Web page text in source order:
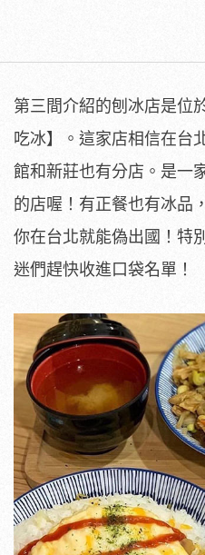
第三間介紹的刨冰店是位
吃冰】。這家店相信在台
館和新莊也有分店。是一
的店喔！有正餐也有冰品
你在台北就能偽出國！特
迷們趕快收進口袋名單！